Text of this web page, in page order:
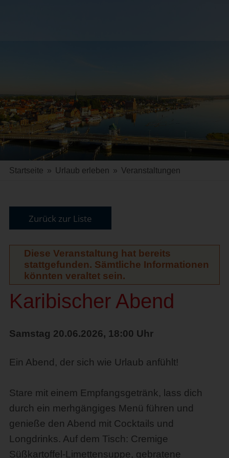
Startseite » Urlaub erleben » Veranstaltungen
Zurück zur Liste
Diese Veranstaltung hat bereits
stattgefunden. Sämtliche Informationen
könnten veraltet sein.
Karibischer Abend
Samstag 20.06.2026, 18:00 Uhr
Ein Abend, der sich wie Urlaub anfühlt!
Stare mit einem Empfangsgetränk, lass dich
durch ein merhgängiges Menü führen und
genieße den Abend mit Cocktails und
Longdrinks. Auf dem Tisch: Cremige
Süßkartoffel-Limettensuppe, gebratene